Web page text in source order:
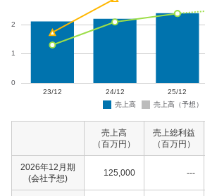
売上高
（百万円）
売上総利益
（百万円）
2026年12月期
(会社予想)
125,000 ---